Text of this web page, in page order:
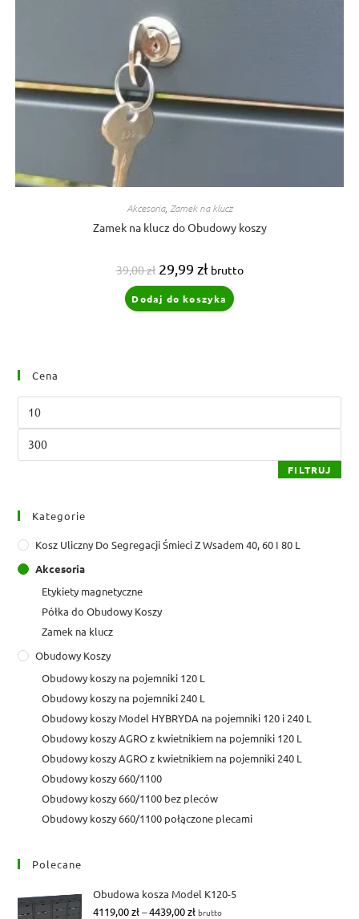
Akcesoria, Zamek na klucz
Zamek na klucz do Obudowy koszy
39,00zł Pierwotna
cena
wynosiła:
39,00 zł.
29,99 złAktualna
cena
wynosi:
29,99 zł.
brutto
Dodaj do koszyka
Cena
max
FILTRUJ
Kategorie
Kosz Uliczny Do Segregacji Śmieci Z Wsadem 40, 60 I 80 L
Akcesoria
Etykiety magnetyczne
Półka do Obudowy Koszy
Zamek na klucz
Obudowy Koszy
Obudowy koszy na pojemniki 120 L
Obudowy koszy na pojemniki 240 L
Obudowy koszy Model HYBRYDA na pojemniki 120 i 240 L
Obudowy koszy AGRO z kwietnikiem na pojemniki 120 L
Obudowy koszy AGRO z kwietnikiem na pojemniki 240 L
Obudowy koszy 660/1100
Obudowy koszy 660/1100 bez pleców
Obudowy koszy 660/1100 połączone plecami
Polecane
Obudowa kosza Model K120-5
4119,00zł –4439,00złZakres
brutto